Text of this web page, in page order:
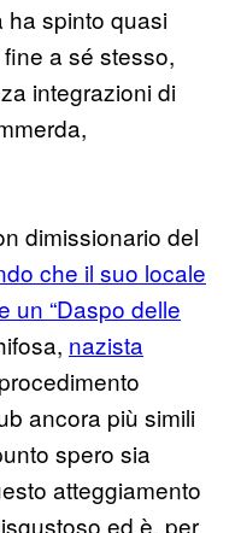
ha spinto quasi
a sé stesso,
integrazioni di
dimissionario del
che il suo locale
un “Daspo delle
nazista
ancora più simili
spero sia
atteggiamento
ed è, per